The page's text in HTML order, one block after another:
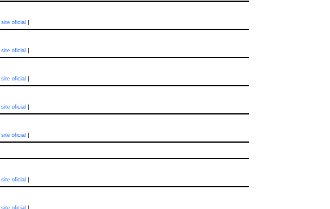
site oficial|
site oficial|
site oficial|
site oficial|
site oficial|
site oficial|
site oficial|